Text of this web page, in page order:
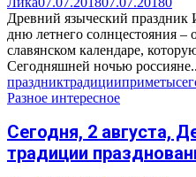
Древний языческий
дню летнего солнцестояния –
славянском календаре,
Сегодняшней ночью
праздниктрадицииприметы
Разное интересное
Сегодня, 2 августа,
традиции